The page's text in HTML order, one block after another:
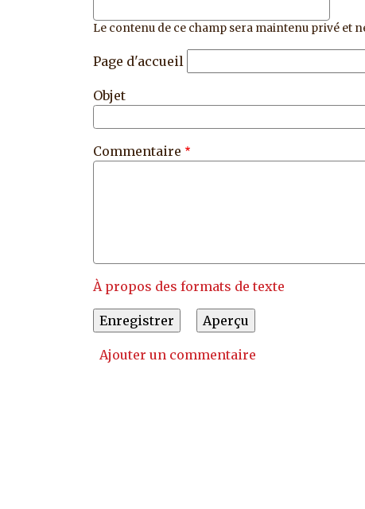
Le contenu de ce champ sera maintenu privé et
Page d'accueil
Objet
Commentaire
À propos des formats de texte
Ajouter un commentaire